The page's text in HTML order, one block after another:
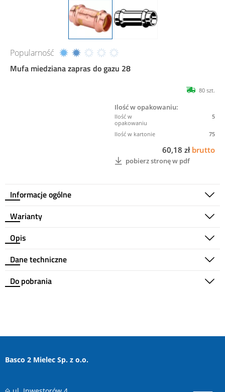
Popularność
Mufa miedziana zapras do gazu 28
Informacje ogólne
80 szt.
Ilość w opakowaniu:
5
75
60,18 zł brutto
pobierz stronę w pdf
Warianty
Opis
Dane techniczne
Do pobrania
Basco 2 Mielec Sp. z o.o.